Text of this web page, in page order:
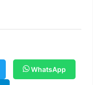
WhatsApp